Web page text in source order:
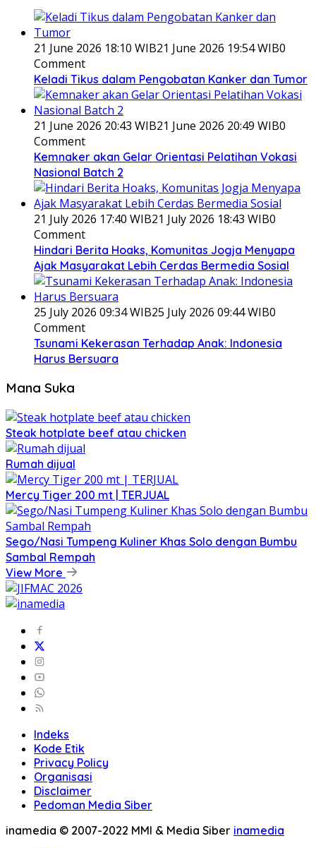
21 June 2026 18:10 WIB21 June 2026 19:54 WIB0
Comment
Keladi Tikus dalam Pengobatan Kanker dan Tumor
21 June 2026 20:43 WIB21 June 2026 20:49 WIB0
Comment
Kemnaker akan Gelar Orientasi Pelatihan Vokasi
Nasional Batch 2
21 July 2026 17:40 WIB21 July 2026 18:43 WIB0
Comment
Hindari Berita Hoaks, Komunitas Jogja Menyapa
Ajak Masyarakat Lebih Cerdas Bermedia Sosial
25 July 2026 09:34 WIB25 July 2026 09:44 WIB0
Comment
Tsunami Kekerasan Terhadap Anak: Indonesia
Harus Bersuara
Mana Suka
Steak hotplate beef atau chicken
Rumah dijual
Mercy Tiger 200 mt | TERJUAL
Sego/Nasi Tumpeng Kuliner Khas Solo dengan Bumbu
Sambal Rempah
View More
Indeks
Kode Etik
Privacy Policy
Organisasi
Disclaimer
Pedoman Media Siber
inamedia © 2007-2022 MMI & Media Siber inamedia